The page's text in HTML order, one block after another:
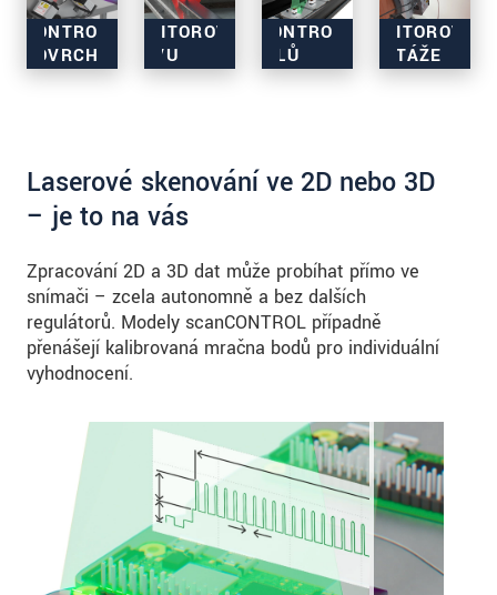
KONTROLA
POVRCHU
Kontrola
povrchu
a detekce
MONITOROVÁNÍ
STAVU
Monitorování
stavu a
zajišťování
KONTROLA
DÍLŮ
Kontrola
geometrie
MONITOROVÁNÍ
MONTÁŽE
Monitorování
montáže a
navádění
skeneru
Laserové skenování ve 2D nebo 3D
– je to na vás
Zpracování 2D a 3D dat může probíhat přímo ve
snímači – zcela autonomně a bez dalších
regulátorů. Modely scanCONTROL případně
přenášejí kalibrovaná mračna bodů pro individuální
vyhodnocení.